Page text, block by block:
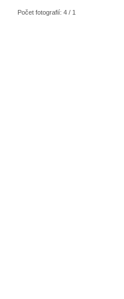
Počet fotografií: 4 / 1